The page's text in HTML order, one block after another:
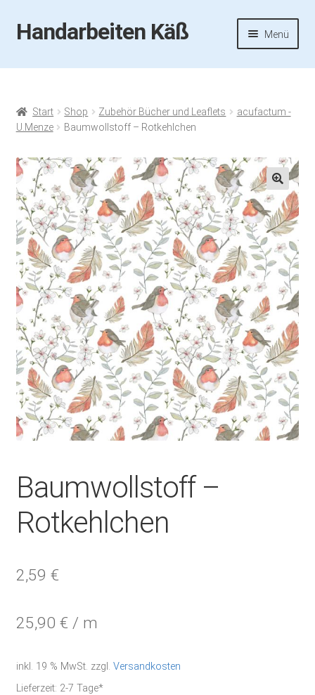
Zur
Navigation
Zum
Inhalt
Handarbeiten Käß Menü
Startseite
Aktuelles
Termine
Handarbeiten-Käß-Shop
Kasse
Mein Konto
Start Shop Zubehör Bücher und Leaflets
acufactum -
U.Menze
Baumwollstoff – Rotkehlchen
🔍
Baumwollstoff –
Rotkehlchen
2,59 €
25,90 € / m
inkl. 19 % MwSt. zzgl. Versandkosten
Lieferzeit: 2-7 Tage*